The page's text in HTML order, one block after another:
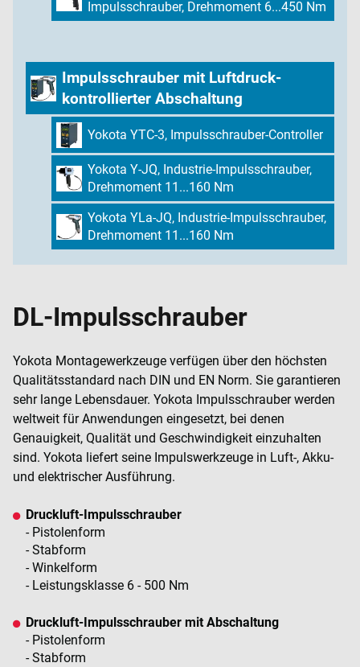
Impulsschrauber, Drehmoment 6...450 Nm
Impulsschrauber mit Luftdruck-
kontrollierter Abschaltung
Yokota YTC-3, Impulsschrauber-Controller
Yokota Y-JQ, Industrie-Impulsschrauber,
Drehmoment 11...160 Nm
Yokota YLa-JQ, Industrie-Impulsschrauber,
Drehmoment 11...160 Nm
DL-Impulsschrauber
Yokota Montagewerkzeuge verfügen über den höchsten
Qualitätsstandard nach DIN und EN Norm. Sie garantieren
sehr lange Lebensdauer. Yokota Impulsschrauber werden
weltweit für Anwendungen eingesetzt, bei denen
Genauigkeit, Qualität und Geschwindigkeit einzuhalten
sind. Yokota liefert seine Impulswerkzeuge in Luft-, Akku-
und elektrischer Ausführung.
Druckluft-Impulsschrauber
- Pistolenform
- Stabform
- Winkelform
- Leistungsklasse 6 - 500 Nm
Druckluft-Impulsschrauber mit Abschaltung
- Pistolenform
- Stabform